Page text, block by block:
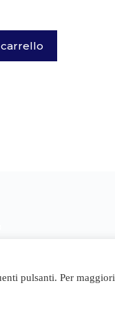
pulsanti. Per maggiori